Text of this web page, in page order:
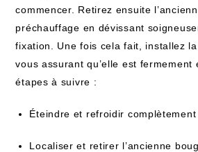
commencer. Retirez ensuite
préchauffage en dévissant
fixation. Une fois cela fait, installez
vous assurant qu’elle est fermement
étapes à suivre :
Éteindre et refroidir
Localiser et retirer l’ancienne